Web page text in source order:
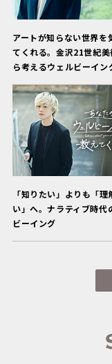
アートが知らない世界を
てくれる。金沢21世紀美
ら考えるウェルビーイン
「知りたい」よりも「理
い」へ。ナラティブ時代
ビーイング